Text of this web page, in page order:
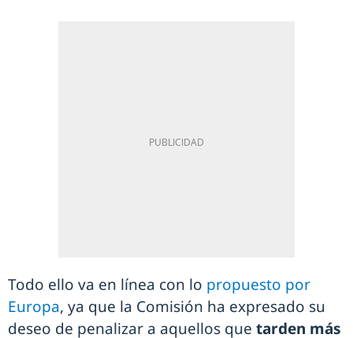
Todo ello va en línea con lo propuesto por
Europa, ya que la Comisión ha expresado su
deseo de penalizar a aquellos que tarden más